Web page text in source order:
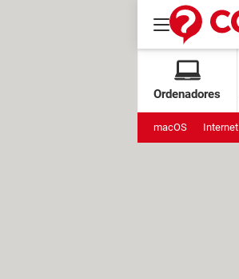
Ordenadores
macOS Internet